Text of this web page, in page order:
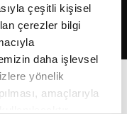
çeşitli kişisel
çerezler bilgi
daha işlevsel
yönelik
amaçlarıyla